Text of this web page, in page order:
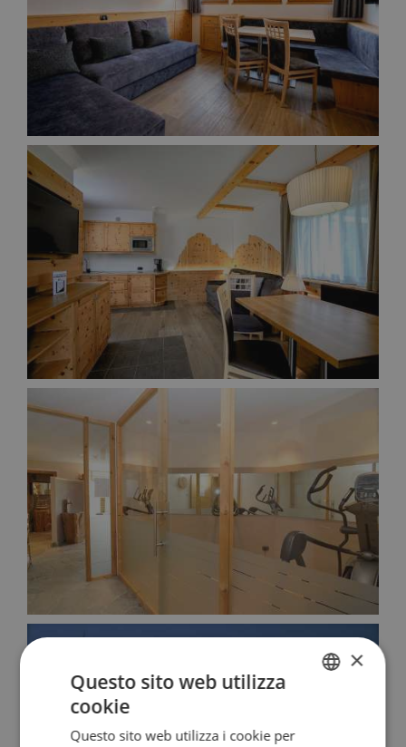
×
Questo sito web utilizza
cookie
Questo sito web utilizza i cookie per